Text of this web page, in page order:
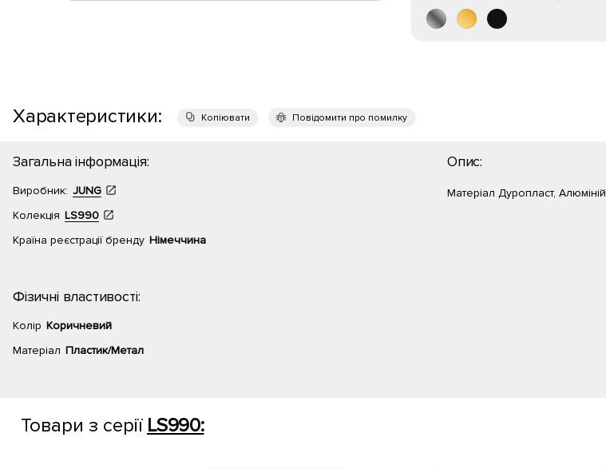
Характеристики: Копіювати Повідомити про помилку
Загальна інформація:
Виробник: JUNG
Колекція LS990
Країна реєстрації бренду Німеччина
Фізичні властивості:
Колір Коричневий
Матеріал Пластик/Метал
Опис:
Матеріал Дуропласт, Алюміній
Товари з серії LS990: